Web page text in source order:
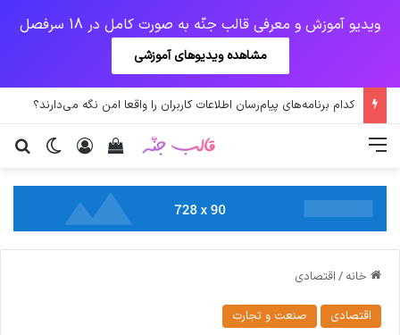
ویدیو آموزش و معرفی قالب جنّه به صورت کامل در 18 سرفصل
مشاهده ویدیوهای آموزشی
نخستین وسیله کاملا خودران نقلیه اپل
تغییر ورود
دیدن سبد خرید منو
خانه / اقتصادی
اقتصادی صنعت و تجارت